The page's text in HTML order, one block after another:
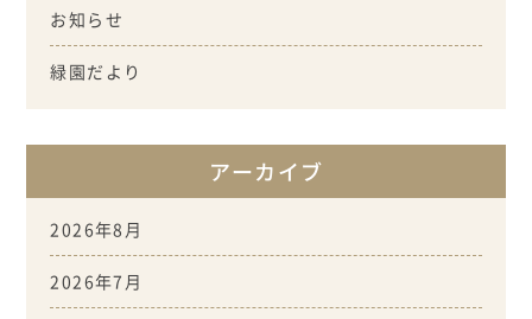
お知らせ
緑園だより
アーカイブ
2026年8月
2026年7月